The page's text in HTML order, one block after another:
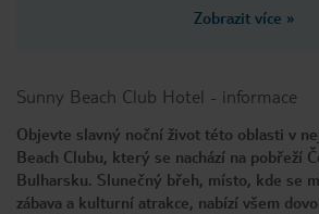
Zobrazit více »
Sunny Beach Club Hotel - informace
Objevte slavný noční život této oblasti v
Beach Clubu, který se nachází na pobřeží
Bulharsku. Slunečný břeh, místo, kde se
zábava a kulturní atrakce, nabízí všem